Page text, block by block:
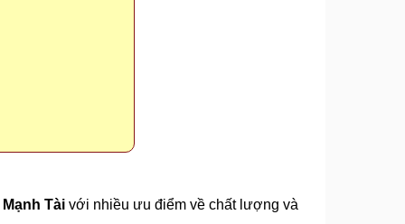
Mạnh Tài với nhiều ưu điểm về chất lượng và